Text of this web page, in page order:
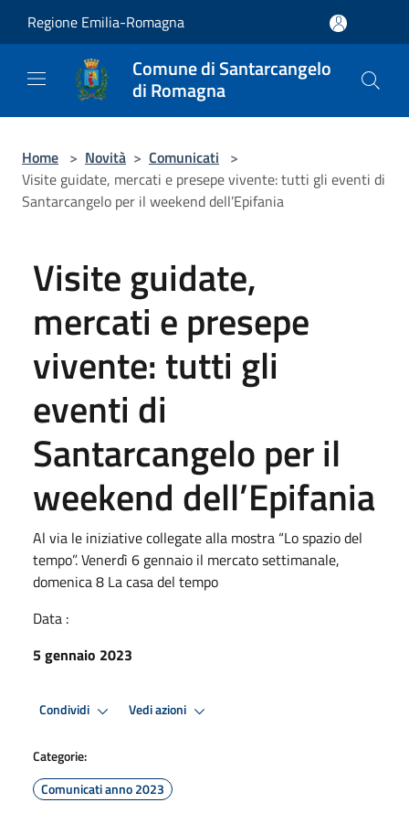
Regione Emilia-Romagna
Comune di Santarcangelo
di Romagna
Home > Novità > Comunicati >
Visite guidate, mercati e presepe vivente: tutti gli eventi di
Santarcangelo per il weekend dell’Epifania
Visite guidate,
mercati e presepe
vivente: tutti gli
eventi di
Santarcangelo per il
weekend dell’Epifania
Al via le iniziative collegate alla mostra “Lo spazio del
tempo”. Venerdì 6 gennaio il mercato settimanale,
domenica 8 La casa del tempo
Data :
5 gennaio 2023
Condividi Vedi azioni
Categorie:
Comunicati anno 2023